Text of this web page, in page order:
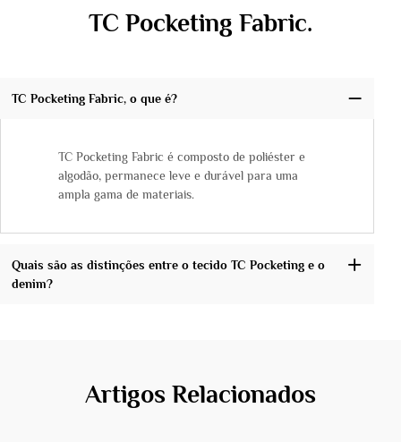
TC Pocketing Fabric.
TC Pocketing Fabric, o que é?
TC Pocketing Fabric é composto de poliéster e
algodão, permanece leve e durável para uma
ampla gama de materiais.
Quais são as distinções entre o tecido TC Pocketing e o
denim?
Artigos Relacionados